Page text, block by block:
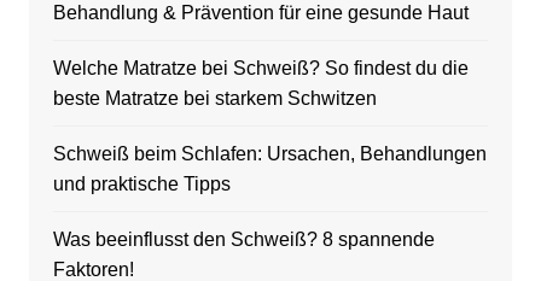
Behandlung & Prävention für eine gesunde Haut
Welche Matratze bei Schweiß? So findest du die
beste Matratze bei starkem Schwitzen
Schweiß beim Schlafen: Ursachen, Behandlungen
und praktische Tipps
Was beeinflusst den Schweiß? 8 spannende
Faktoren!